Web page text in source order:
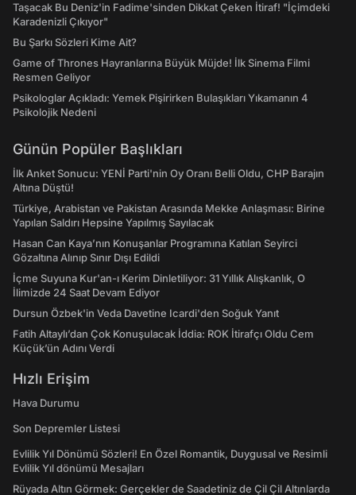
Taşacak Bu Deniz'in Fadime'sinden Dikkat Çeken İtiraf! "İçimdeki
Karadenizli Çıkıyor"
Bu Şarkı Sözleri Kime Ait?
Game of Thrones Hayranlarına Büyük Müjde! İlk Sinema Filmi
Resmen Geliyor
Psikologlar Açıkladı: Yemek Pişirirken Bulaşıkları Yıkamanın 4
Psikolojik Nedeni
Günün Popüler Başlıkları
İlk Anket Sonucu: YENİ Parti'nin Oy Oranı Belli Oldu, CHP Barajın
Altına Düştü!
Türkiye, Arabistan ve Pakistan Arasında Mekke Anlaşması: Birine
Yapılan Saldırı Hepsine Yapılmış Sayılacak
Hasan Can Kaya’nın Konuşanlar Programına Katılan Seyirci
Gözaltına Alınıp Sınır Dışı Edildi
İçme Suyuna Kur'an-ı Kerim Dinletiliyor: 31 Yıllık Alışkanlık, O
İlimizde 24 Saat Devam Ediyor
Dursun Özbek'in Veda Davetine Icardi'den Soğuk Yanıt
Fatih Altaylı’dan Çok Konuşulacak İddia: ROK İtirafçı Oldu Cem
Küçük’ün Adını Verdi
Hızlı Erişim
Hava Durumu
Son Depremler Listesi
Evlilik Yıl Dönümü Sözleri! En Özel Romantik, Duygusal ve Resimli
Evlilik Yıl dönümü Mesajları
Rüyada Altın Görmek: Gerçekler de Saadetiniz de Çil Çil Altınlarda